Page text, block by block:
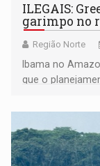
ILEGAIS:
garimpo no
Região Norte
Ibama no
que o